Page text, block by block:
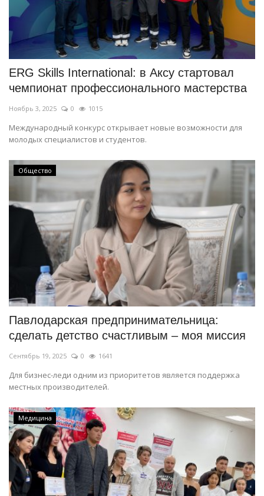
ERG Skills International: в Аксу стартовал
чемпионат профессионального мастерства
Ноябрь 3, 2025 0 1015
Международный конкурс открывает новые возможности для
молодых специалистов и студентов.
Общество
Павлодарская предпринимательница:
сделать детство счастливым – моя миссия
Сентябрь 19, 2025 0 1641
Для бизнес-леди одним из приоритетов является поддержка
местных производителей.
Медицина